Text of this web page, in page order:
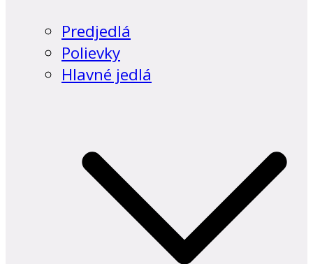
Predjedlá
Polievky
Hlavné jedlá